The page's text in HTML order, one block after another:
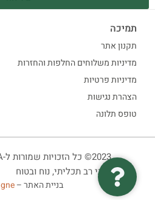
תמיכה
תקנון אתר
מדיניות משלוחים החלפות והחזרות
מדיניות פרטיות
הצהרת נגישות
טופס תלונה
ביתי רב תכליתי, נוח ובטוח
בניית האתר –